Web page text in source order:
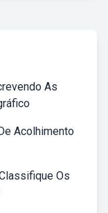
As
Acolhimento
Os